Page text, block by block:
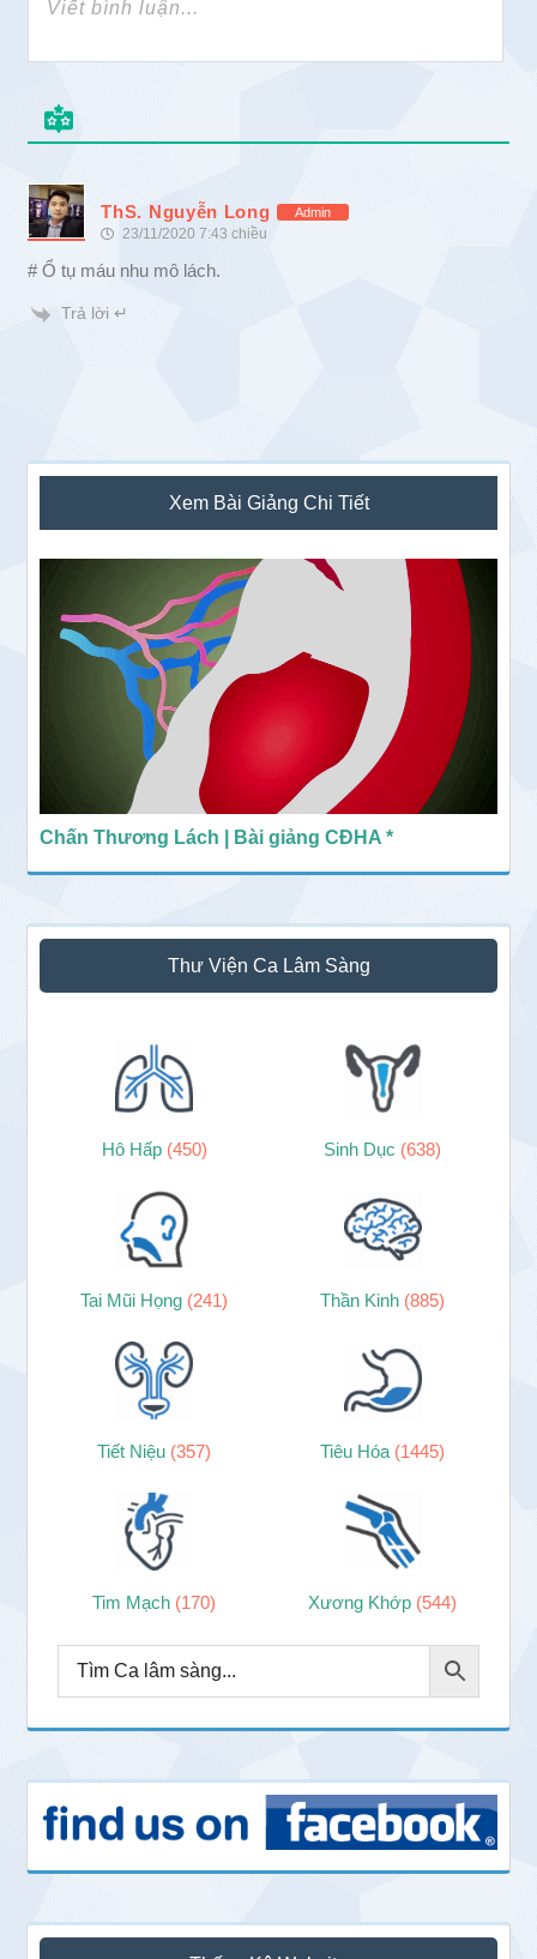
ThS. Nguyễn Long Admin
23/11/2020 7:43 chiều
# Ổ tụ máu nhu mô lách.
Trả lời ↵
Sidebar
chính
Xem Bài Giảng Chi Tiết
Chấn Thương Lách | Bài giảng CĐHA *
Thư Viện Ca Lâm Sàng
Hô Hấp (450) Sinh Dục (638)
Tai Mũi Họng (241) Thần Kinh (885)
Tiết Niệu (357) Tiêu Hóa (1445)
Tim Mạch (170) Xương Khớp (544)